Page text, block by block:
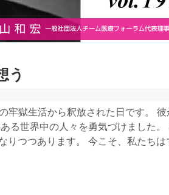
う
牢獄生活から釈放された日です。 彼
る世界中の人々を勇気づけました。
りつつあります。 今こそ、私たちは